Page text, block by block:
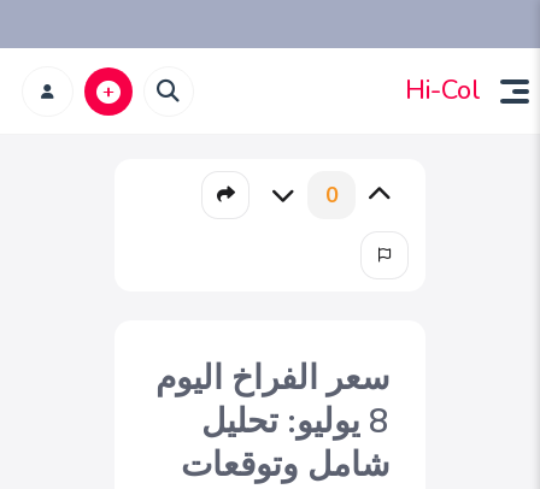
Hi-Col
0
سعر الفراخ اليوم
8 يوليو: تحليل
شامل وتوقعات